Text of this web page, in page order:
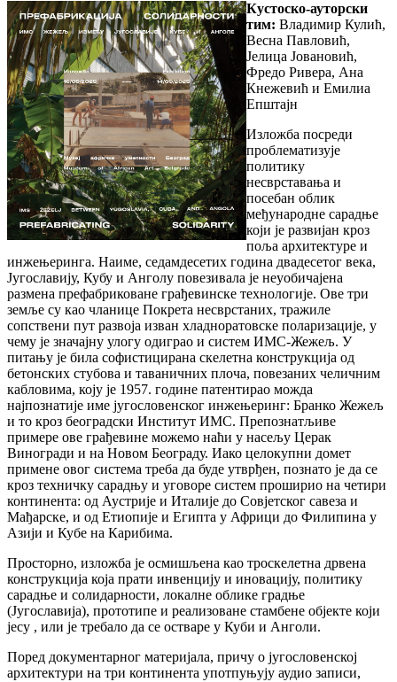
Кустоско-ауторски
тим: Владимир Кулић,
Весна Павловић,
Јелица Јовановић,
Фредо Ривера, Ана
Кнежевић и Емилиа
Епштајн
Изложба посреди
проблематизује
политику
несврставања и
посебан облик
међународне сарадње
који је развијан кроз
поља архитектуре и
инжењеринга. Наиме, седамдесетих година двадесетог века,
Југославију, Кубу и Анголу повезивала је неуобичајена
размена префабриковане грађевинске технологије. Ове три
земље су као чланице Покрета несврстаних, тражиле
сопствени пут развоја изван хладноратовске поларизације, у
чему је значајну улогу одиграо и систем ИМС-Жежељ. У
питању је била софистицирана скелетна конструкција од
бетонских стубова и таваничних плоча, повезаних челичним
кабловима, коју је 1957. године патентирао можда
најпознатије име југословенског инжењеринг: Бранко Жежељ
и то кроз београдски Институт ИМС. Препознатљиве
примере ове грађевине можемо наћи у насељу Церак
Виногради и на Новом Београду. Иако целокупни домет
примене овог система треба да буде утврђен, познато је да се
кроз техничку сарадњу и уговоре систем проширио на четири
континента: од Аустрије и Италије до Совјетског савеза и
Мађарске, и од Етиопије и Египта у Африци до Филипина у
Азији и Кубе на Карибима.
Просторно, изложба је осмишљена као троскелетна дрвена
конструкција која прати инвенцију и иновацију, политику
сарадње и солидарности, локалне облике градње
(Југославија), прототипе и реализоване стамбене објекте који
јесу , или је требало да се остваре у Куби и Анголи.
Поред документарног материјала, причу о југословенској
архитектури на три континента употпуњују аудио записи,